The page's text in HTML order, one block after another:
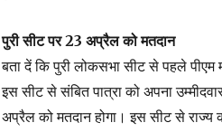
पुरी सीट पर 23 अप्रैल को मतदान
बता दें कि पुरी लोकसभा सीट से पहले पीएम
इस सीट से संबित पात्रा को अपना
अप्रैल को मतदान होगा। इस सीट से राज्य